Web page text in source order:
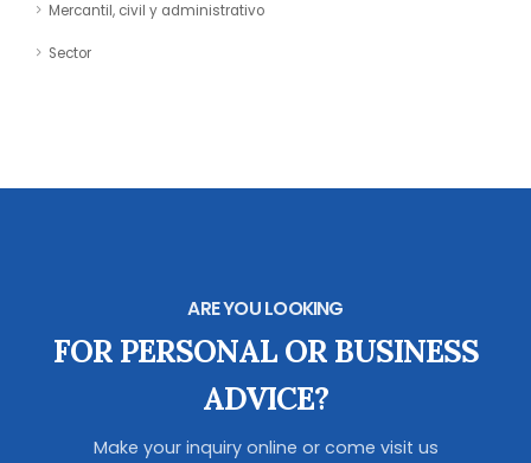
Mercantil, civil y administrativo
Sector
ARE YOU LOOKING
FOR PERSONAL OR BUSINESS
ADVICE?
Make your inquiry online or come visit us